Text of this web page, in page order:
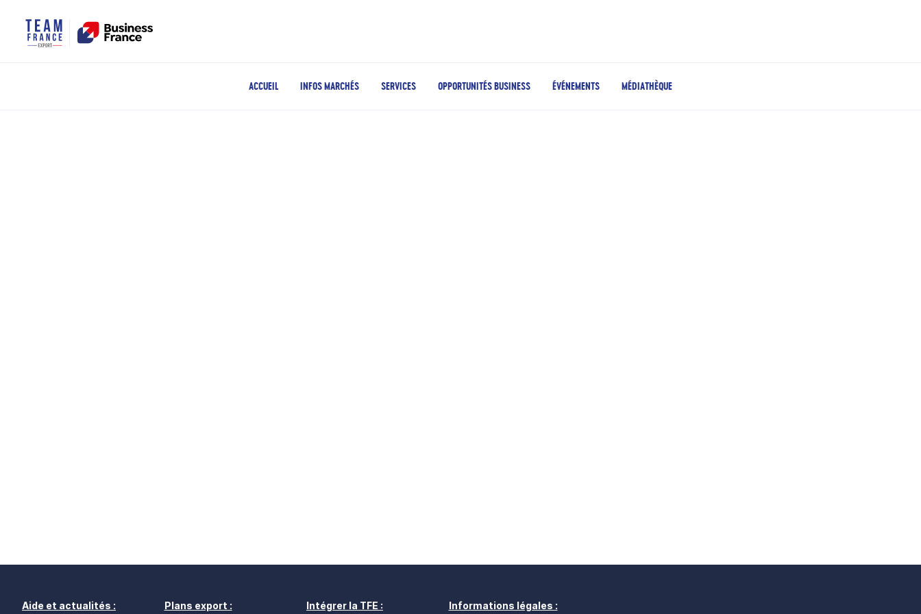
ACCUEIL INFOS MARCHÉS SERVICES OPPORTUNITÉS BUSINESS ÉVÉNEMENTS MÉDIATHÈQUE
Aide et actualités : Plans export : Intégrer la TFE : Informations légales :